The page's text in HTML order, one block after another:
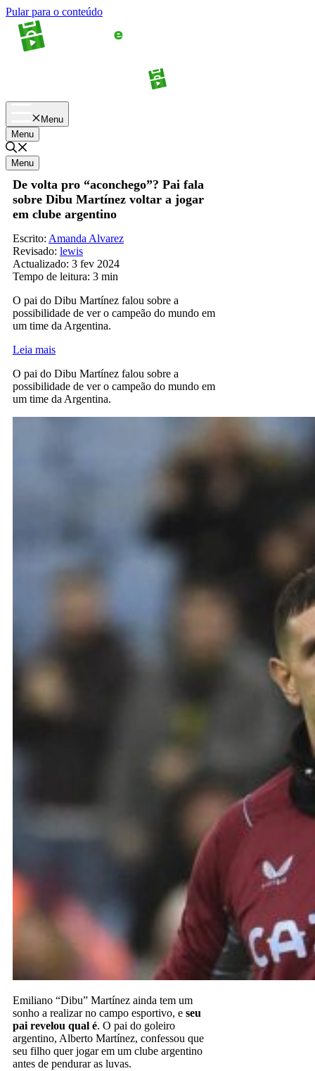
Pular para o conteúdo
Menu
Menu
Menu
De volta pro “aconchego”? Pai fala
sobre Dibu Martínez voltar a jogar
em clube argentino
Escrito: Amanda Alvarez
Revisado: lewis
Actualizado: 3 fev 2024
Tempo de leitura: 3 min
O pai do Dibu Martínez falou sobre a
possibilidade de ver o campeão do mundo em
um time da Argentina.
Leia mais
O pai do Dibu Martínez falou sobre a
possibilidade de ver o campeão do mundo em
um time da Argentina.
Emiliano “Dibu” Martínez ainda tem um
sonho a realizar no campo esportivo, e seu
pai revelou qual é. O pai do goleiro
argentino, Alberto Martínez, confessou que
seu filho quer jogar em um clube argentino
antes de pendurar as luvas.